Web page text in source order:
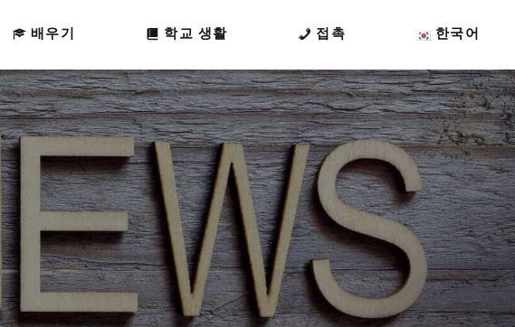
배우기 학교 생활 접촉 한국어